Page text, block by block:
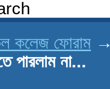
কলেজ ফোরাম
পারলাম না...